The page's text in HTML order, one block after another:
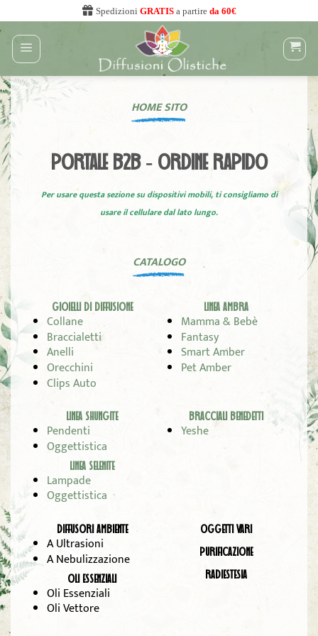
ai
contenuti
Spedizioni GRATIS a partire da 60€
HOME SITO
PORTALE B2B - ORDINE RAPIDO
Per usare questa sezione su dispositivi mobili, ti consigliamo di
usare il cellulare dal lato lungo.
CATALOGO
GIOIELLI DI DIFFUSIONE
Collane
Braccialetti
Anelli
Orecchini
Clips Auto
LINEA AMBRA
Mamma & Bebè
Fantasy
Smart Amber
Pet Amber
LINEA SHUNGITE
Pendenti
Oggettistica
LINEA SELENITE
Lampade
Oggettistica
BRACCIALI BENEDETTI
Yeshe
DIFFUSORI AMBIENTE
A Ultrasioni
A Nebulizzazione
OLI ESSENZIALI
Oli Essenziali
Oli Vettore
OGGETTI VARI
PURIFICAZIONE
RADIESTESIA